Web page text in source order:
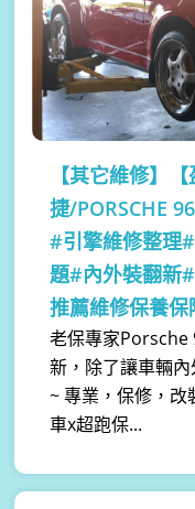
【其它維修】
捷/PORSCHE
#引擎維修整理
題#內外裝翻新
推薦維修保養保
老保專家
新，除了讓車輛
~ 專業，保修，改
車x超跑保...